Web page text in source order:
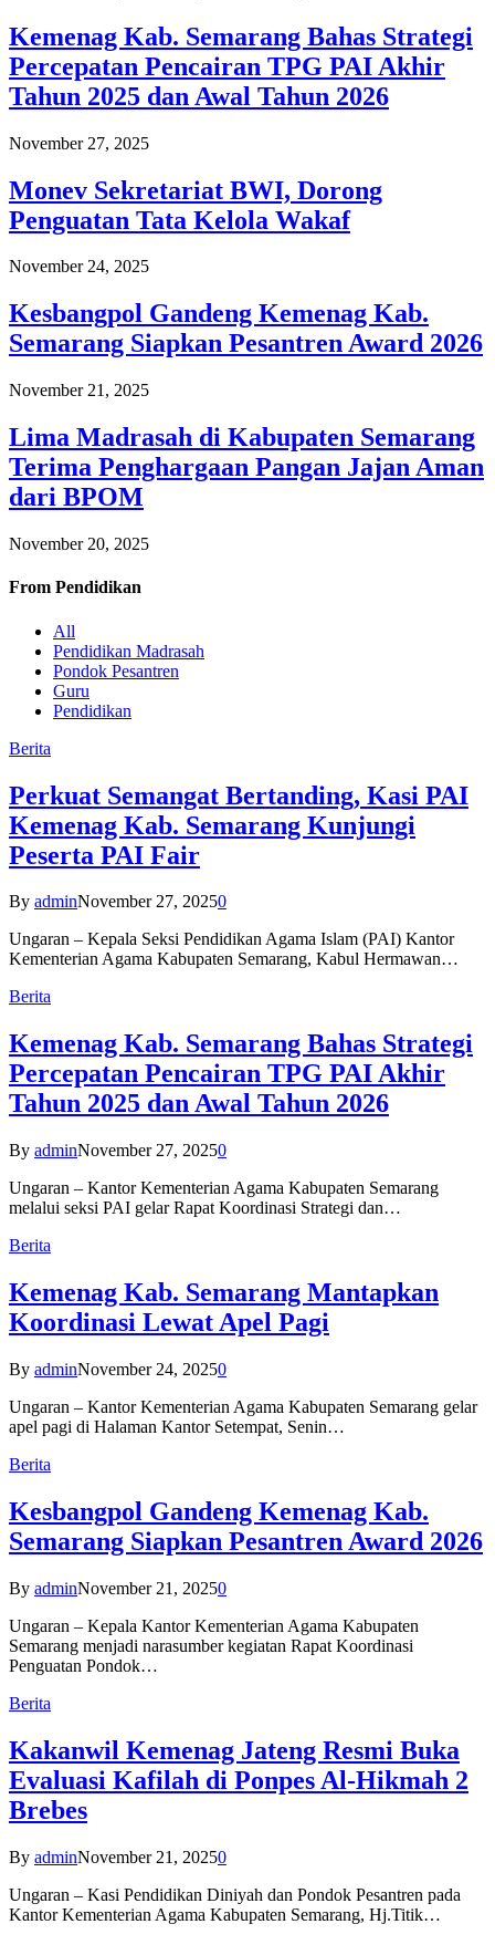
Kemenag Kab. Semarang Bahas Strategi
Percepatan Pencairan TPG PAI Akhir
Tahun 2025 dan Awal Tahun 2026
November 27, 2025
Monev Sekretariat BWI, Dorong
Penguatan Tata Kelola Wakaf
November 24, 2025
Kesbangpol Gandeng Kemenag Kab.
Semarang Siapkan Pesantren Award 2026
November 21, 2025
Lima Madrasah di Kabupaten Semarang
Terima Penghargaan Pangan Jajan Aman
dari BPOM
November 20, 2025
From Pendidikan
All
Pendidikan Madrasah
Pondok Pesantren
Guru
Pendidikan
Berita
Perkuat Semangat Bertanding, Kasi PAI
Kemenag Kab. Semarang Kunjungi
Peserta PAI Fair
By adminNovember 27, 20250
Ungaran – Kepala Seksi Pendidikan Agama Islam (PAI) Kantor
Kementerian Agama Kabupaten Semarang, Kabul Hermawan…
Berita
Kemenag Kab. Semarang Bahas Strategi
Percepatan Pencairan TPG PAI Akhir
Tahun 2025 dan Awal Tahun 2026
By adminNovember 27, 20250
Ungaran – Kantor Kementerian Agama Kabupaten Semarang
melalui seksi PAI gelar Rapat Koordinasi Strategi dan…
Berita
Kemenag Kab. Semarang Mantapkan
Koordinasi Lewat Apel Pagi
By adminNovember 24, 20250
Ungaran – Kantor Kementerian Agama Kabupaten Semarang gelar
apel pagi di Halaman Kantor Setempat, Senin…
Berita
Kesbangpol Gandeng Kemenag Kab.
Semarang Siapkan Pesantren Award 2026
By adminNovember 21, 20250
Ungaran – Kepala Kantor Kementerian Agama Kabupaten
Semarang menjadi narasumber kegiatan Rapat Koordinasi
Penguatan Pondok…
Berita
Kakanwil Kemenag Jateng Resmi Buka
Evaluasi Kafilah di Ponpes Al-Hikmah 2
Brebes
By adminNovember 21, 20250
Ungaran – Kasi Pendidikan Diniyah dan Pondok Pesantren pada
Kantor Kementerian Agama Kabupaten Semarang, Hj.Titik…